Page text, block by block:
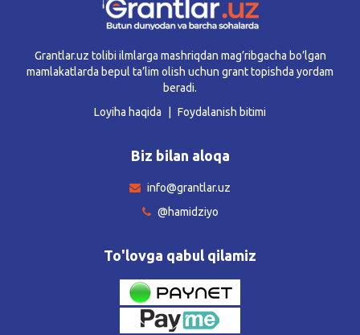
Grantlar.uz tolibi ilmlarga mashriqdan mag’ribgacha bo’lgan
mamlakatlarda bepul ta’lim olish uchun grant topishda yordam
beradi.
Loyiha haqida
Foydalanish bitimi
Biz bilan aloqa
info@grantlar.uz
@hamidziyo
To'lovga qabul qilamiz